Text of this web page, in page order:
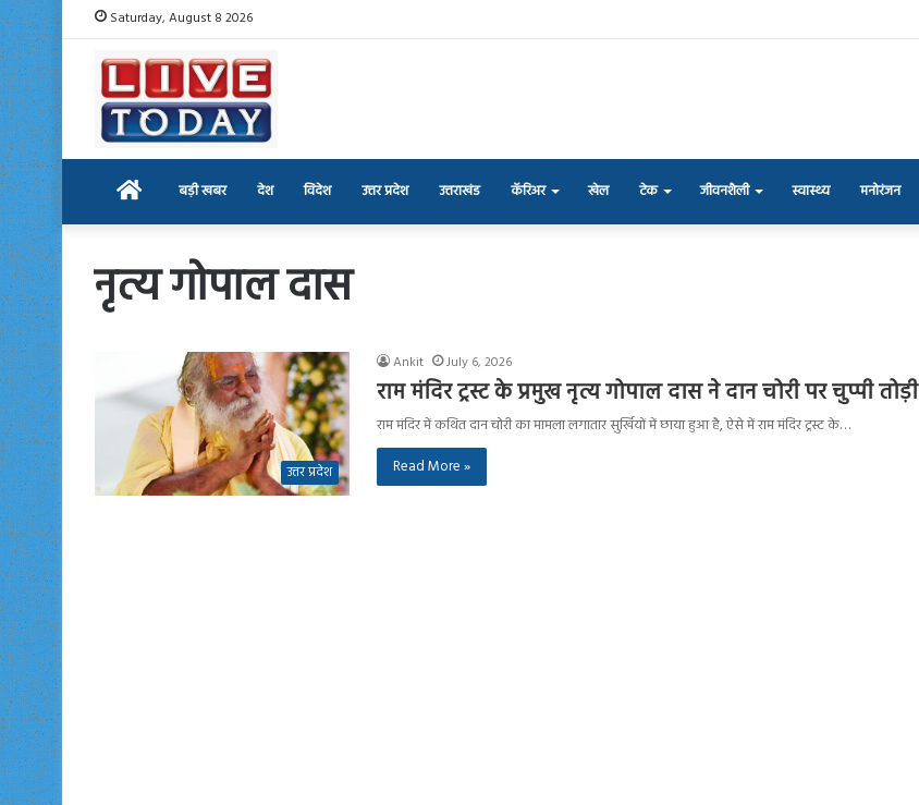
Saturday, August 8 2026
Home बड़ी खबर देश विदेश उत्तर प्रदेश उत्तराखंड कॅरिअर खेल टेक जीवनशैली स्वास्थ्य मनोरंजन
नृत्य गोपाल दास
उत्तर प्रदेश
Ankit July 6, 2026
राम मंदिर ट्रस्ट के प्रमुख नृत्य गोपाल दास ने दान चोरी पर चुप्पी तोड़ी
राम मंदिर में कथित दान चोरी का मामला लगातार सुर्खियों में छाया हुआ है, ऐसे में राम मंदिर ट्रस्ट के…
Read More »